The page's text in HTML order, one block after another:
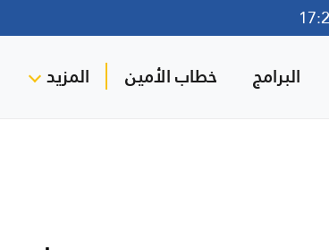
البرامج خطاب الأمين المزيد